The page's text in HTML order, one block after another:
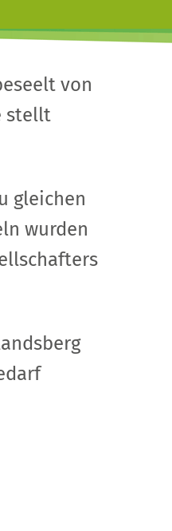
von
stellt
gleichen
wurden